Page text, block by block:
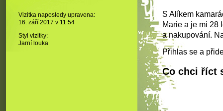
S Alíkem
Marie a je mi 28
a nakupování.
Přihlas se a
Co chci říct
Vizitka naposledy upravena:
16. září 2017 v 11:54
Styl vizitky:
Jarní louka